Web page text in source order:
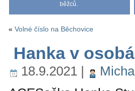
běžců.
« Volné číslo na Běchovice
Hanka v
18.9.2021 |